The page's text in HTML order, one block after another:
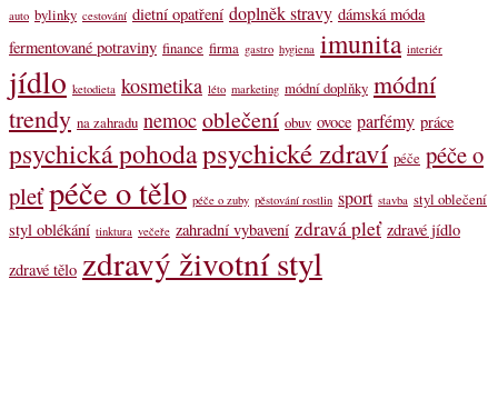
auto bylinky cestování dietní opatření doplněk stravy dámská móda
fermentované potraviny finance firma gastro hygiena imunita interiér
jídlo ketodieta kosmetika léto marketing módní doplňky módní
trendy na zahradu nemoc oblečení obuv ovoce parfémy práce
psychická pohodapsychické zdraví péče péče o
pleťpéče o tělo péče o zuby pěstování rostlin sport stavba styl oblečení
styl oblékání tinktura večeře zahradní vybavení zdravá pleť zdravé jídlo
zdravé tělo zdravý životní styl